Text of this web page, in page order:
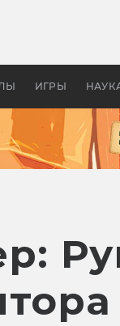
ИГРЫ
бы